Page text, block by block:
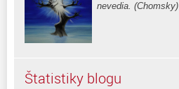
nevedia. (Chomsky)
Štatistiky blogu